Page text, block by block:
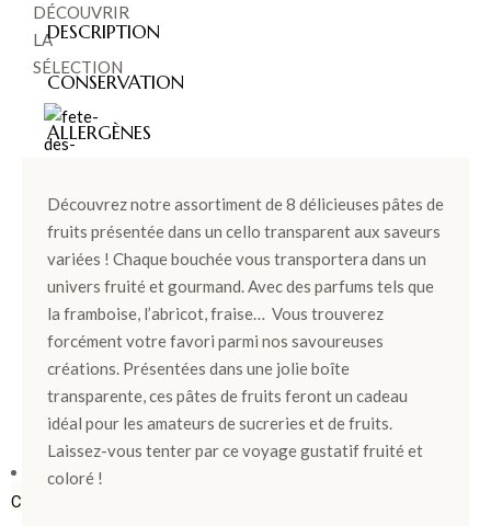
DÉCOUVRIR
LA
SÉLECTION
FÊT
E
DES
PÈR
ES >
BOÎTES &
COFFRETS
DESCRIPTION
CONSERVATION
ALLERGÈNES
Découvrez notre assortiment de 8 délicieuses pâtes de
fruits présentée dans un cello transparent aux saveurs
variées ! Chaque bouchée vous transportera dans un
univers fruité et gourmand. Avec des parfums tels que
la framboise, l’abricot, fraise… Vous trouverez
forcément votre favori parmi nos savoureuses
créations. Présentées dans une jolie boîte
transparente, ces pâtes de fruits feront un cadeau
idéal pour les amateurs de sucreries et de fruits.
Laissez-vous tenter par ce voyage gustatif fruité et
coloré !